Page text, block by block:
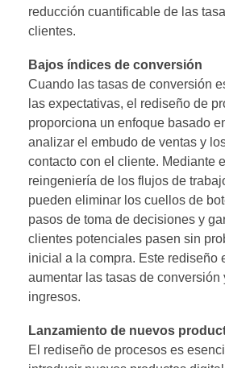
reducción cuantificable de las
clientes.
Bajos índices de conversión
Cuando las tasas de conversión
las expectativas, el rediseño de
proporciona un enfoque basado
analizar el embudo de ventas y
contacto con el cliente. Mediante
reingeniería de los flujos de
pueden eliminar los cuellos de
pasos de toma de decisiones y
clientes potenciales pasen sin
inicial a la compra. Este rediseño
aumentar las tasas de conversión
ingresos.
Lanzamiento de nuevos
El rediseño de procesos es